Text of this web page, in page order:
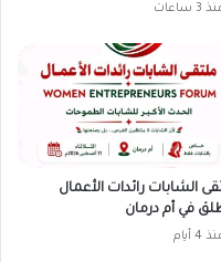
3 ساعات
الشابات رائدات الأعمال
في أم درمان
4 أيام